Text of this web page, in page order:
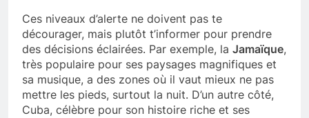
Ces niveaux d’alerte ne doivent pas te
décourager, mais plutôt t’informer pour prendre
des décisions éclairées. Par exemple, la Jamaïque,
très populaire pour ses paysages magnifiques et
sa musique, a des zones où il vaut mieux ne pas
mettre les pieds, surtout la nuit. D’un autre côté,
Cuba, célèbre pour son histoire riche et ses